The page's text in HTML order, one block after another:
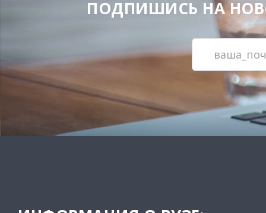
ПОДПИШИСЬ НА